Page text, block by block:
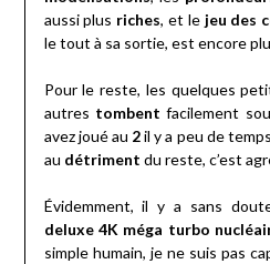
aussi plus riches, et le jeu des
le tout à sa sortie, est encore
Pour le reste, les quelques
autres tombent facilement
avez joué au 2il y a peu de
au détriment du reste, c’est
Évidemment, il y a sans
deluxe 4K méga turbo
simple humain, je ne suis pas